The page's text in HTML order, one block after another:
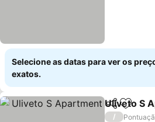
Selecione as datas para ver os
exatos.
Partilhar
Uliveto S
/